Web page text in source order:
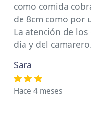
como comida
de 8cm como por
La atención de
día y del camarero.
Sara
Hace 4 meses